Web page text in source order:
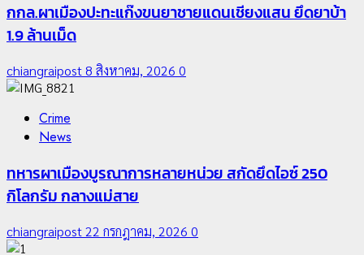
กกล.ผาเมืองปะทะแก๊งขนยาชายแดนเชียงแสน ยึดยาบ้า
1.9 ล้านเม็ด
chiangraipost8 สิงหาคม, 2026 0
Crime
News
ทหารผาเมืองบูรณาการหลายหน่วย สกัดยึดไอซ์ 250
กิโลกรัม กลางแม่สาย
chiangraipost22 กรกฎาคม, 2026 0